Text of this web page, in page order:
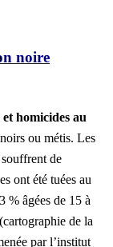
noire
homicides au
ou métis. Les
de
ont été tuées au
% âgées de 15 à
de la
par l’institut